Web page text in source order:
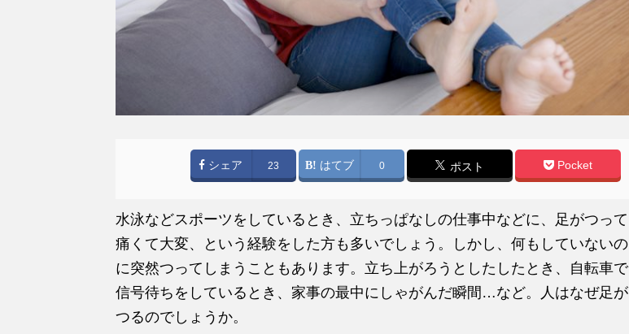
シェア 23 はてブ 0 ポスト Pocket
水泳などスポーツをしているとき、立ちっぱなしの仕事中などに、足がつって
痛くて大変、という経験をした方も多いでしょう。しかし、何もしていないの
に突然つってしまうこともあります。立ち上がろうとしたしたとき、自転車で
信号待ちをしているとき、家事の最中にしゃがんだ瞬間…など。人はなぜ足が
つるのでしょうか。